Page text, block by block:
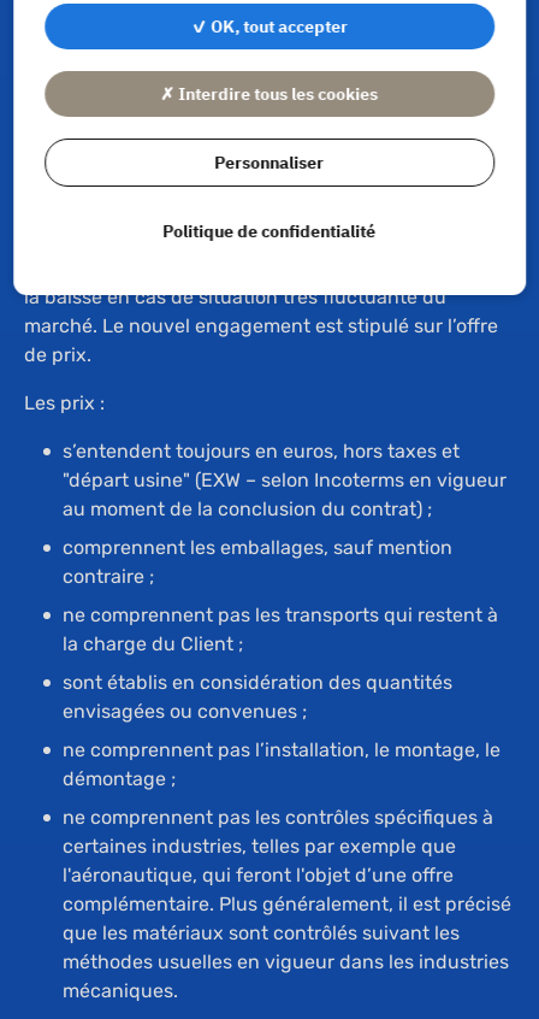
Contenu du prix
Techné reste engagé par le contenu de son offre de
prix pendant une durée de trente jours. Les
commandes passées au-delà du délai de validité de
l’offre seront soumises aux tarifs ou barèmes de prix
cas de matériel spécifique, sur la base d’une nouvelle
la baisse en cas de situation très fluctuante du
marché. Le nouvel engagement est stipulé sur l’offre
de prix.
Les prix :
s’entendent toujours en euros, hors taxes et
"départ usine" (EXW – selon Incoterms en vigueur
au moment de la conclusion du contrat) ;
comprennent les emballages, sauf mention
contraire ;
ne comprennent pas les transports qui restent à
la charge du Client ;
sont établis en considération des quantités
envisagées ou convenues ;
ne comprennent pas l’installation, le montage, le
démontage ;
ne comprennent pas les contrôles spécifiques à
certaines industries, telles par exemple que
l'aéronautique, qui feront l'objet d’une offre
complémentaire. Plus généralement, il est précisé
que les matériaux sont contrôlés suivant les
méthodes usuelles en vigueur dans les industries
mécaniques.
✓ OK, tout accepter
✗ Interdire tous les cookies
Personnaliser
Politique de confidentialité